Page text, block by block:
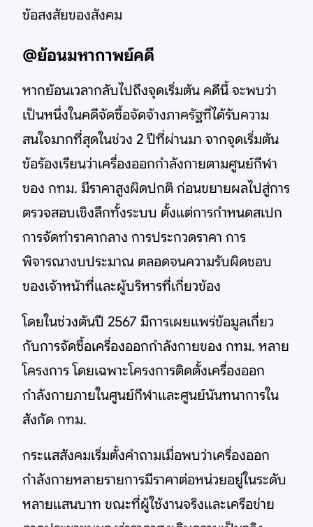
ข้อสงสัยของสังคม
@ย้อนมหากาพย์คดี
หากย้อนเวลากลับไปถึงจุดเริ่มต้น คดีนี้ จะพบว่า
เป็นหนึ่งในคดีจัดซื้อจัดจ้างภาครัฐที่ได้รับความ
สนใจมากที่สุดในช่วง 2 ปีที่ผ่านมา จากจุดเริ่มต้น
ข้อร้องเรียนว่าเครื่องออกกำลังกายตามศูนย์กีฬา
ของ กทม. มีราคาสูงผิดปกติ ก่อนขยายผลไปสู่การ
ตรวจสอบเชิงลึกทั้งระบบ ตั้งแต่การกำหนดสเปก
การจัดทำราคากลาง การประกวดราคา การ
พิจารณางบประมาณ ตลอดจนความรับผิดชอบ
ของเจ้าหน้าที่และผู้บริหารที่เกี่ยวข้อง
โดยในช่วงต้นปี 2567 มีการเผยแพร่ข้อมูลเกี่ยว
กับการจัดซื้อเครื่องออกกำลังกายของ กทม. หลาย
โครงการ โดยเฉพาะโครงการติดตั้งเครื่องออก
กำลังกายภายในศูนย์กีฬาและศูนย์นันทนาการใน
สังกัด กทม.
กระแสสังคมเริ่มตั้งคำถามเมื่อพบว่าเครื่องออก
กำลังกายหลายรายการมีราคาต่อหน่วยอยู่ในระดับ
หลายแสนบาท ขณะที่ผู้ใช้งานจริงและเครือข่าย